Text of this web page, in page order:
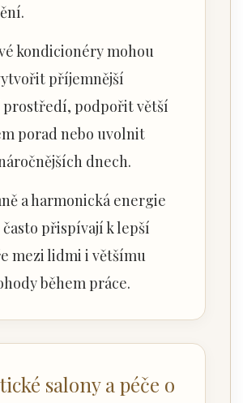
kondicionéry mohou
příjemnější
podpořit větší
porad nebo uvolnit
dnech.
a harmonická energie
přispívají k lepší
mezi lidmi i většímu
během práce.
salony a péče o